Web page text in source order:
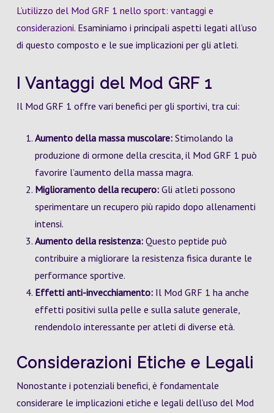
L’utilizzo del Mod GRF 1 nello sport: vantaggi e
considerazioni.Esaminiamo i principali aspetti legati all’uso
di questo composto e le sue implicazioni per gli atleti.
I Vantaggi del Mod GRF 1
Il Mod GRF 1 offre vari benefici per gli sportivi, tra cui:
Aumento della massa muscolare:Stimolando la
produzione di ormone della crescita, il Mod GRF 1 può
favorire l’aumento della massa magra.
Miglioramento della recupero:Gli atleti possono
sperimentare un recupero più rapido dopo allenamenti
intensi.
Aumento della resistenza:Questo peptide può
contribuire a migliorare la resistenza fisica durante le
performance sportive.
Effetti anti-invecchiamento:Il Mod GRF 1 ha anche
effetti positivi sulla pelle e sulla salute generale,
rendendolo interessante per atleti di diverse età.
Considerazioni Etiche e Legali
Nonostante i potenziali benefici, è fondamentale
considerare le implicazioni etiche e legali dell’uso del Mod